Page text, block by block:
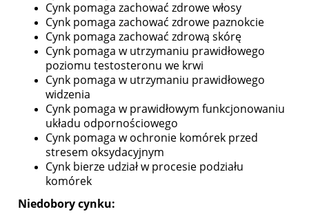
Cynk pomaga zachować zdrowe włosy
Cynk pomaga zachować zdrowe paznokcie
Cynk pomaga zachować zdrową skórę
Cynk pomaga w utrzymaniu prawidłowego
poziomu testosteronu we krwi
Cynk pomaga w utrzymaniu prawidłowego
widzenia
Cynk pomaga w prawidłowym funkcjonowaniu
układu odpornościowego
Cynk pomaga w ochronie komórek przed
stresem oksydacyjnym
Cynk bierze udział w procesie podziału
komórek
Niedobory cynku: